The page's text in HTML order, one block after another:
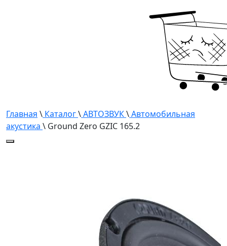
Главная \ Каталог\АВТОЗВУК\Автомобильная
акустика \ Ground Zero GZIC 165.2